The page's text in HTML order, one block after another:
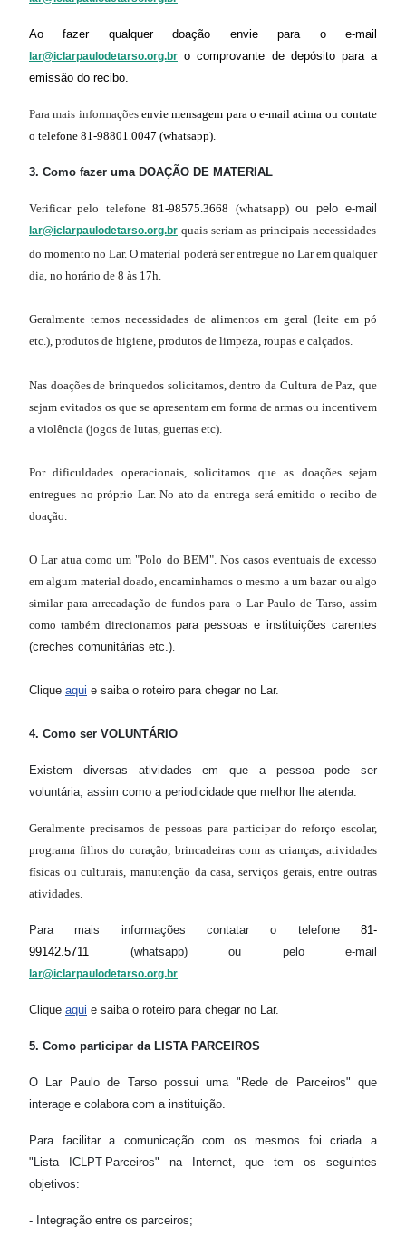
Ao fazer qualquer doação envie para o e-mail
lar@iclarpaulodetarso.org.br o comprovante de depósito para a
emissão do recibo.
Para mais informaçõesenvie mensagem para o e-mail acima ou contate
o telefone 81-98801.0047 (whatsapp).
3. Como fazer uma DOAÇÃO DE MATERIAL
Verificar pelo telefone81-98575.3668 (whatsapp)ou pelo e-mail
lar@iclarpaulodetarso.org.br quais seriam as principais necessidades
do momento no Lar.O material poderá ser entregue no Lar em qualquer
dia, no horário de 8 às 17h.
Geralmente temos necessidades de alimentos em geral (leite em pó
etc.), produtos de higiene, produtos de limpeza, roupas e calçados.
Nas doações de brinquedos solicitamos, dentro da Cultura de Paz, que
sejam evitados os que se apresentam em forma de armas ou incentivem
a violência (jogos de lutas, guerras etc).
Por dificuldades operacionais, solicitamos que as doações sejam
entregues no próprio Lar. No ato da entrega será emitido o recibo de
doação.
O Lar atua como um "Polo do BEM". Nos casos eventuais de excesso
em algum material doado, encaminhamos o mesmo a um bazar ou algo
similar para arrecadação de fundos para o Lar Paulo de Tarso, assim
como também direcionamos para pessoas e instituições carentes
(creches comunitárias etc.)
Clique aqui e saiba o roteiro para chegar no Lar.
4. Como ser VOLUNTÁRIO
Existem diversas atividades em que a pessoa pode ser
voluntária, assim como a periodicidade que melhor lhe atenda.
Geralmente precisamos de pessoas para participar do reforço escolar,
programa filhos do coração, brincadeiras com as crianças, atividades
físicas ou culturais, manutenção da casa, serviços gerais, entre outras
atividades.
Para mais informações contatar o telefone 81-
99142.5711
(whatsapp) ou pelo e-mail
lar@iclarpaulodetarso.org.br
Clique aqui e saiba o roteiro para chegar no Lar.
5. Como participar da LISTA PARCEIROS
O Lar Paulo de Tarso possui uma "Rede de Parceiros" que
interage e colabora com a instituição.
Para facilitar a comunicação com os mesmos foi criada a
"Lista ICLPT-Parceiros" na Internet, que tem os seguintes
objetivos:
- Integração entre os parceiros;